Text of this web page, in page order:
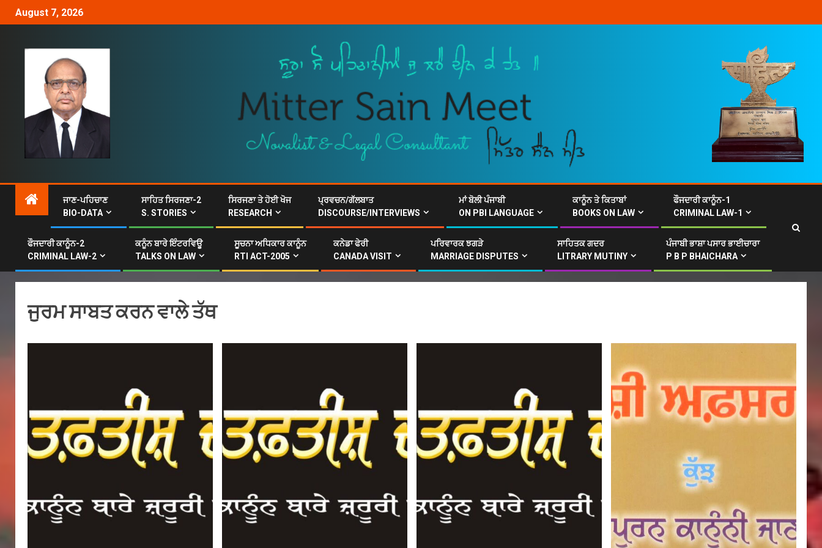
August 7, 2026
ਜਾਣ-ਪਹਿਚਾਣ
BIO-DATA
ਸਾਹਿਤ ਸਿਰਜਣਾ-2
S. STORIES
ਸਿਰਜਣਾ ਤੇ ਹੋਈ ਖੋਜ
RESEARCH
ਪ੍ਰਵਚਨ/ਗੱਲਬਾਤ
DISCOURSE/INTERVIEWS
ਮਾਂ ਬੋਲੀ ਪੰਜਾਬੀ
ON PBI LANGUAGE
ਕਾਨੂੰਨ ਤੇ ਕਿਤਾਬਾਂ
BOOKS ON LAW
ਫੌਜਦਾਰੀ ਕਾਨੂੰਨ-1
CRIMINAL LAW-1
ਫੌਜਦਾਰੀ ਕਾਨੂੰਨ-2
CRIMINAL LAW-2
ਕਨੂੰਨ ਬਾਰੇ ਇੰਟਰਵਿਊ
TALKS ON LAW
ਸੂਚਨਾ ਅਧਿਕਾਰ ਕਾਨੂੰਨ
RTI ACT-2005
ਕਨੇਡਾ ਫੇਰੀ
CANADA VISIT
ਪਰਿਵਾਰਕ ਝਗੜੇ
MARRIAGE DISPUTES
ਸਾਹਿਤਕ ਗਦਰ
LITRARY MUTINY
ਪੰਜਾਬੀ ਭਾਸ਼ਾ ਪਸਾਰ ਭਾਈਚਾਰਾ
P B P BHAICHARA
ਜੁਰਮ ਸਾਬਤ ਕਰਨ ਵਾਲੇ ਤੱਥ